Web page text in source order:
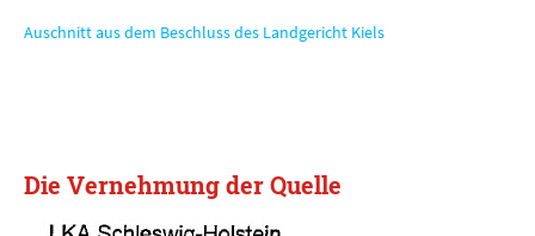
Auschnitt aus dem Beschluss des Landgericht Kiels
Die Vernehmung der Quelle